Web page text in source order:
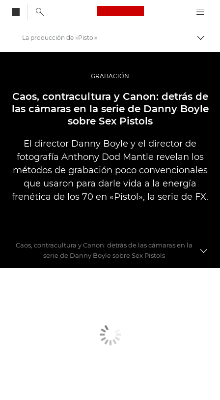
Canon Logo, back
Fotografías y vídeos profesionales
Historias
La producción de «Pistol»
GRABACIÓN
Caos, contracultura y Canon: detrás de
las cámaras en la serie de Danny Boyle
sobre Sex Pistols
El director Danny Boyle y el director de
fotografía Anthony Dod Mantle revelan los
métodos de grabación poco convencionales
que usaron para darle vida a la energía
frenética de los 70 en «Pistol», la serie de FX.
Caos, contracultura y Canon: detrás de las cámaras en la
serie de Danny Boyle sobre Sex Pistols